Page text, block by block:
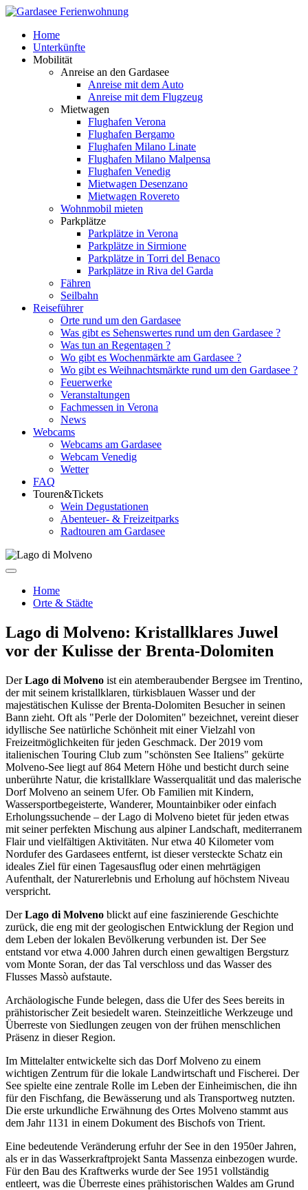
Home
Unterkünfte
Mobilität
Anreise an den Gardasee
Anreise mit dem Auto
Anreise mit dem Flugzeug
Mietwagen
Flughafen Verona
Flughafen Bergamo
Flughafen Milano Linate
Flughafen Milano Malpensa
Flughafen Venedig
Mietwagen Desenzano
Mietwagen Rovereto
Wohnmobil mieten
Parkplätze
Parkplätze in Verona
Parkplätze in Sirmione
Parkplätze in Torri del Benaco
Parkplätze in Riva del Garda
Fähren
Seilbahn
Reiseführer
Orte rund um den Gardasee
Was gibt es Sehenswertes rund um den Gardasee ?
Was tun an Regentagen ?
Wo gibt es Wochenmärkte am Gardasee ?
Wo gibt es Weihnachtsmärkte rund um den Gardasee ?
Feuerwerke
Veranstaltungen
Fachmessen in Verona
News
Webcams
Webcams am Gardasee
Webcam Venedig
Wetter
FAQ
Touren&Tickets
Wein Degustationen
Abenteuer- & Freizeitparks
Radtouren am Gardasee
Home
Orte & Städte
Lago di Molveno: Kristallklares Juwel
vor der Kulisse der Brenta-Dolomiten
DerLago di Molveno ist ein atemberaubender Bergsee im Trentino,
der mit seinem kristallklaren, türkisblauen Wasser und der
majestätischen Kulisse der Brenta-Dolomiten Besucher in seinen
Bann zieht. Oft als "Perle der Dolomiten" bezeichnet, vereint dieser
idyllische See natürliche Schönheit mit einer Vielzahl von
Freizeitmöglichkeiten für jeden Geschmack. Der 2019 vom
italienischen Touring Club zum "schönsten See Italiens" gekürte
Molveno-See liegt auf 864 Metern Höhe und besticht durch seine
unberührte Natur, die kristallklare Wasserqualität und das malerische
Dorf Molveno an seinem Ufer. Ob Familien mit Kindern,
Wassersportbegeisterte, Wanderer, Mountainbiker oder einfach
Erholungssuchende – der Lago di Molveno bietet für jeden etwas
mit seiner perfekten Mischung aus alpiner Landschaft, mediterranem
Flair und vielfältigen Aktivitäten. Nur etwa 40 Kilometer vom
Nordufer des Gardasees entfernt, ist dieser versteckte Schatz ein
ideales Ziel für einen Tagesausflug oder einen mehrtägigen
Aufenthalt, der Naturerlebnis und Erholung auf höchstem Niveau
verspricht.
DerLago di Molveno blickt auf eine faszinierende Geschichte
zurück, die eng mit der geologischen Entwicklung der Region und
dem Leben der lokalen Bevölkerung verbunden ist. Der See
entstand vor etwa 4.000 Jahren durch einen gewaltigen Bergsturz
vom Monte Soran, der das Tal verschloss und das Wasser des
Flusses Massò aufstaute.
Archäologische Funde belegen, dass die Ufer des Sees bereits in
prähistorischer Zeit besiedelt waren. Steinzeitliche Werkzeuge und
Überreste von Siedlungen zeugen von der frühen menschlichen
Präsenz in dieser Region.
Im Mittelalter entwickelte sich das Dorf Molveno zu einem
wichtigen Zentrum für die lokale Landwirtschaft und Fischerei. Der
See spielte eine zentrale Rolle im Leben der Einheimischen, die ihn
für den Fischfang, die Bewässerung und als Transportweg nutzten.
Die erste urkundliche Erwähnung des Ortes Molveno stammt aus
dem Jahr 1131 in einem Dokument des Bischofs von Trient.
Eine bedeutende Veränderung erfuhr der See in den 1950er Jahren,
als er in das Wasserkraftprojekt Santa Massenza einbezogen wurde.
Für den Bau des Kraftwerks wurde der See 1951 vollständig
entleert, was die Überreste eines prähistorischen Waldes am Grund